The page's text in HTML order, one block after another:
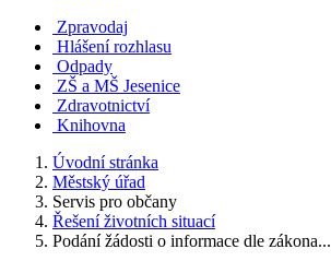
Zpravodaj
Hlášení rozhlasu
Odpady
ZŠ a MŠ Jesenice
Zdravotnictví
Knihovna
Úvodní stránka
Městský úřad
Servis pro občany
Řešení životních situací
Podání žádosti o informace dle zákona...